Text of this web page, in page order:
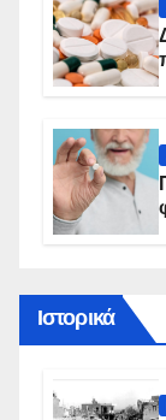
Ιστορικά